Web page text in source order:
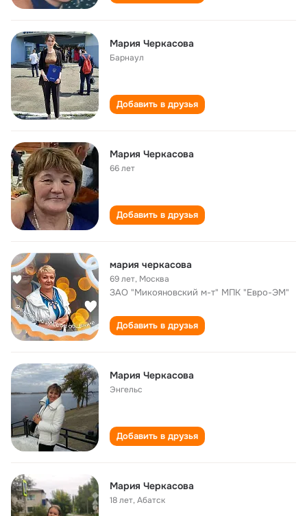
Мария Черкасова
Барнаул
Добавить в друзья
Мария Черкасова
66 лет
Добавить в друзья
мария черкасова
69 лет, Москва
ЗАО "Микояновский м-т" МПК "Евро-ЭМ"
Добавить в друзья
Мария Черкасова
Энгельс
Добавить в друзья
Мария Черкасова
18 лет,Абатск